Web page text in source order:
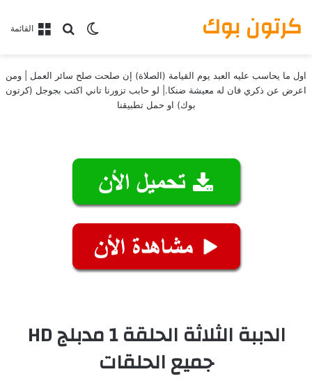
القائمةبحث عن
الوضع المظلم كرتون بوك
اول ما يحاسب عليه العبد يوم القيامة (الصلاة) إن صلحت صلح سائر العمل | ومن
اعرض عن ذكري فان له معيشة ضنكا.| لو حابب تزورنا تاني اكتب بجوجل (كرتون
بوك) او حمل تطبيقنا
الدببة الثلاثة الحلقة 1 مدبلج HD
جميع الحلقات